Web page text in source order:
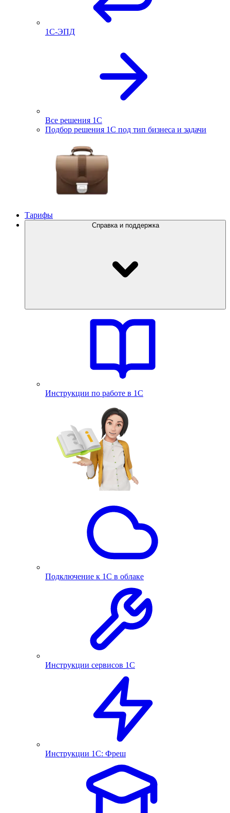
1С-ЭПД
Все решения 1С
Подбор решения 1С под тип бизнеса и задачи
Тарифы
Справка и поддержка
Инструкции по работе в 1С
Подключение к 1С в облаке
Инструкции сервисов 1С
Инструкции 1С: Фреш